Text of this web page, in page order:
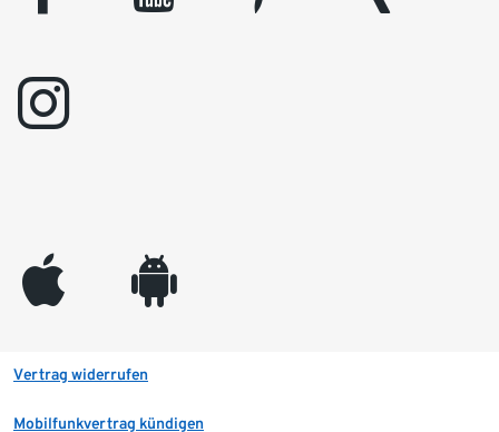
instagram
appleinc android
Vertrag widerrufen
Mobilfunkvertrag kündigen